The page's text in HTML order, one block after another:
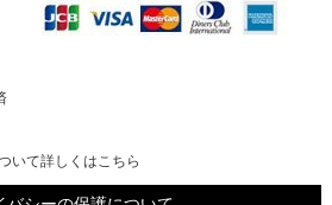
いて詳しくはこちら